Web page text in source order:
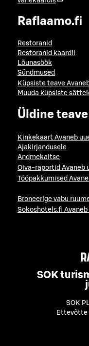
Raflaamo.fi
Restoranid
Restoranid kaardil
Lõunasöök
Sündmused
Küpsiste teave
Muuda küpsiste
Üldine teave
Kinkekaart Avaneb
Ajakirjandusele
Andmekaitse
Oiva-raportid Avaneb
Tööpakkumised
Broneerige vabu
Sokoshotels.fi
SOK
SOK
Ettevõtte